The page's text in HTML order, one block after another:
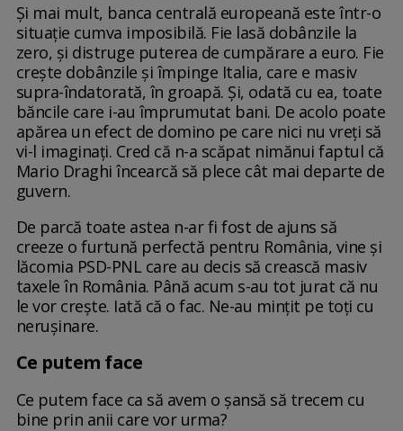
Și mai mult, banca centrală europeană este într-o
situație cumva imposibilă. Fie lasă dobânzile la
zero, și distruge puterea de cumpărare a euro. Fie
crește dobânzile și împinge Italia, care e masiv
supra-îndatorată, în groapă. Și, odată cu ea, toate
băncile care i-au împrumutat bani. De acolo poate
apărea un efect de domino pe care nici nu vreți să
vi-l imaginați. Cred că n-a scăpat nimănui faptul că
Mario Draghi încearcă să plece cât mai departe de
guvern.
De parcă toate astea n-ar fi fost de ajuns să
creeze o furtună perfectă pentru România, vine și
lăcomia PSD-PNL care au decis să crească masiv
taxele în România. Până acum s-au tot jurat că nu
le vor crește. Iată că o fac. Ne-au mințit pe toți cu
nerușinare.
Ce putem face
Ce putem face ca să avem o șansă să trecem cu
bine prin anii care vor urma?